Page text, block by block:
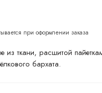
ткани, расшитой
бархата.